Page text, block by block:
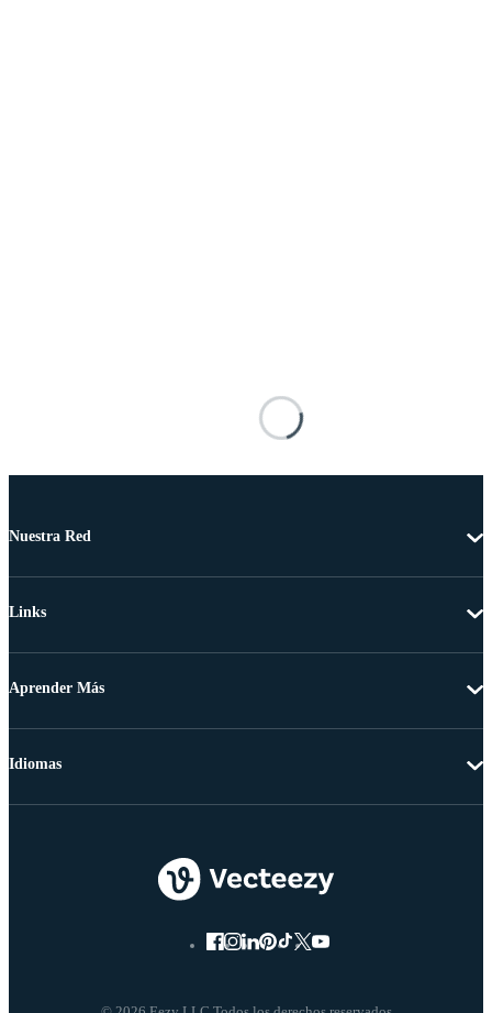
Nuestra Red
Links
Aprender Más
Idiomas